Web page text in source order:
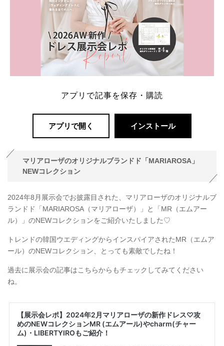
アプリで記事を保存・購読
アプリで開く インストール
マリアローザのオリジナルブランドド「MARIAROSA」
NEWコレクション
2024年8月展示会でお披露目された、マリアローザのオリジナルブ
ランドド「MARIAROSA（マリアローザ）」と「MR（エムアー
ル）」のNEWコレクションをご紹介いたしました♡
トレンドの韓国ウエディングからインスパイアされたMR（エムア
ール）のNEWコレクション、とっても素敵でしたね！
過去に展示会の記事はこちらからもチェックしてみてください
ね。